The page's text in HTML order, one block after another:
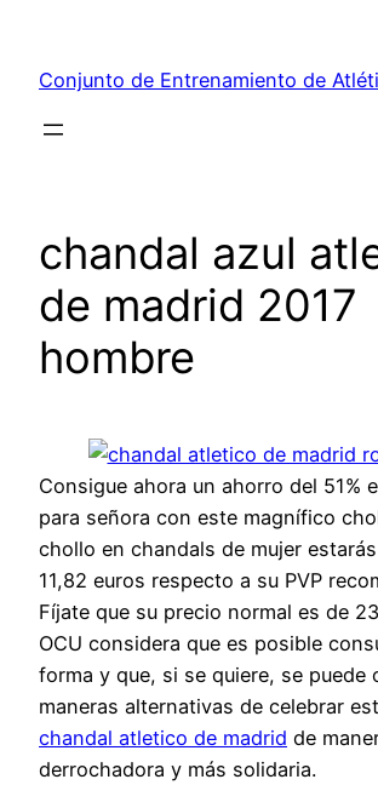
contenido
Conjunto de Entrenamiento de
chandal azul
de madrid 2017
hombre
Consigue ahora un ahorro del 51%
para señora con este magnífico
chollo en chandals de mujer
11,82 euros respecto a su PVP
Fíjate que su precio normal es de
OCU considera que es posible
forma y que, si se quiere, se puede
maneras alternativas de celebrar
chandal atletico de madrid de
derrochadora y más solidaria.